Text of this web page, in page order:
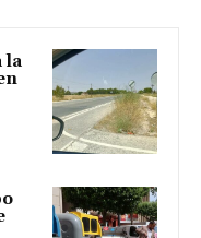
la